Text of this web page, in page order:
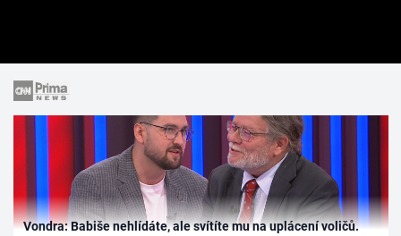
Vondra: Babiše nehlídáte, ale svítíte mu na uplácení voličů.